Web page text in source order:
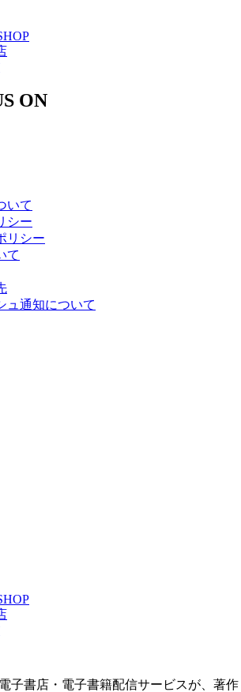
いて
シー
リシー
て
ュ通知について
子書店・電子書籍配信サービスが、著作